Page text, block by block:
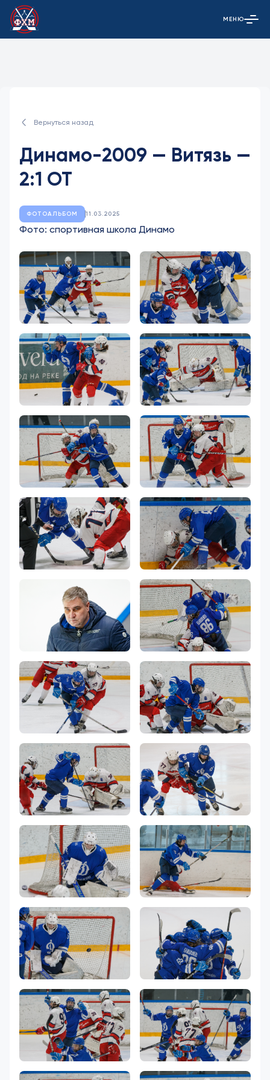
Открыть
МЕНЮ
Вернуться назад
Динамо-2009 — Витязь —
2:1 ОТ
ФОТОАЛЬБОМ 11.03.2025
Фото: спортивная школа Динамо